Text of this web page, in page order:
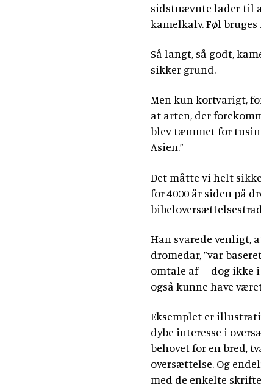
sidstnævnte lader til
kamelkalv. Føl
Så langt, så godt,
sikker grund.
Men kun kortvarigt,
at arten, der
blev tæmmet for
Asien.”
Det måtte vi helt
for 4000 år siden på
Han svarede venligt,
dromedar, ”var
omtale af – dog ikke
også kunne have
Eksemplet er
dybe interesse i
behovet for en bred,
oversættelse. Og
med de enkelte